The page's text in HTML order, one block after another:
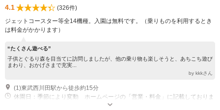
4.1
(326件)
ジェットコースター等全14機種。入園は無料です。（乗りものを利用するとき
は料金がかかります）
“たくさん遊べる”
子供とぐるり森を目当てに訪問しましたが、他の乗り物も楽しそうと、あちこち遊び
まわり、おかげさまで充実...
by kkkさん
(1)東武西川田駅から徒歩約15分
休園日：季節により変動 ホームページの「営業・料金」に記載しておりま
す営業カレンダーをご確認ください。天候不良の際は休園となります。 営